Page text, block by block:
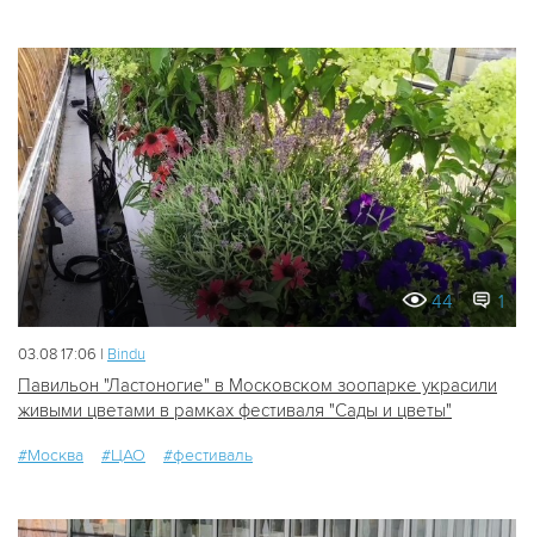
44 1
03.08 17:06 | Bindu
Павильон "Ластоногие" в Московском зоопарке украсили
живыми цветами в рамках фестиваля "Сады и цветы"
#Москва #ЦАО #фестиваль